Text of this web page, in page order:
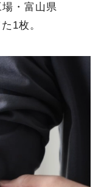
・富山県
1枚。